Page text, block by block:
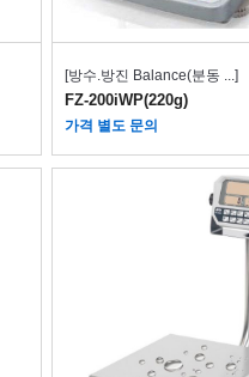
[방수.방진 Balance(분동 ...]
FZ-200iWP(220g)
가격 별도 문의